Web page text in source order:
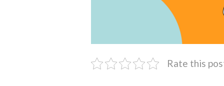
Rate this